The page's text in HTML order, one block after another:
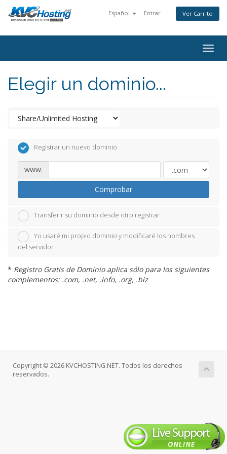
Español Entrar Ver Carrito
Elegir un dominio...
Registrar un nuevo dominio
www.
Comprobar
Transferir su dominio desde otro registrar
Yo usaré mi propio dominio y modificaré los nombres
del servidor
* Registro Gratis de Dominio aplica sólo para los siguientes
complementos: .com, .net, .info, .org, .biz
Copyright © 2026 KVCHOSTING.NET. Todos los derechos
reservados.